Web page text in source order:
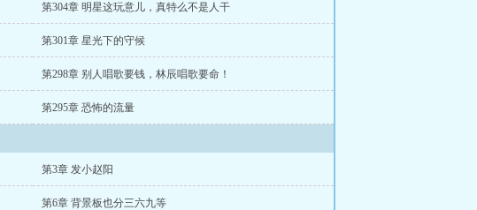
第304章 明星这玩意儿，真特么不是人干
第301章 星光下的守候
第298章 别人唱歌要钱，林辰唱歌要命！
第295章 恐怖的流量
第3章 发小赵阳
第6章 背景板也分三六九等